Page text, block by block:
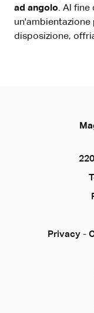
ad angolo. Al
disposizione,
Privacy -